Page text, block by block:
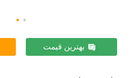
بهترین قیمت